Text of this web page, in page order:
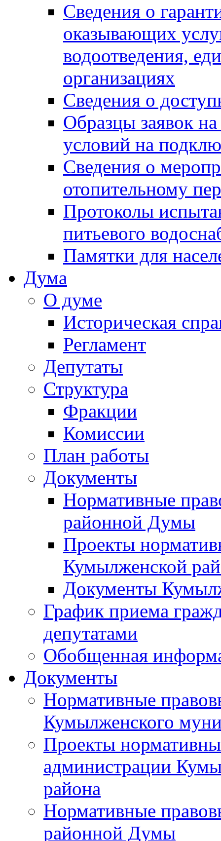
Сведения о
оказывающих
водоотведения,
организациях
Сведения о
Образцы заявок
условий на
Сведения о
отопительному
Протоколы
питьевого
Памятки для
Дума
О думе
Историческая
Регламент
Депутаты
Структура
Фракции
Комиссии
План работы
Документы
Нормативные
районной Думы
Проекты
Кумылженской
Документы
График приема
депутатами
Обобщенная
Документы
Нормативные
Кумылженского
Проекты
администрации
района
Нормативные
районной Думы